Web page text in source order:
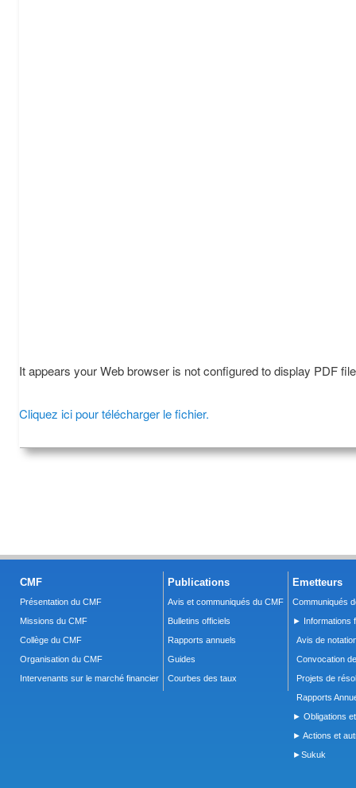
It appears your Web browser is not configured to display PDF
Cliquez ici pour télécharger le fichier.
CMF
Présentation du CMF
Missions du CMF
Collège du CMF
Organisation du CMF
Intervenants sur le marché financier
Publications
Avis et communiqués du CMF
Bulletins officiels
Rapports annuels
Guides
Courbes des taux
Emetteurs
Communiqués
► Informations
Avis de
Convocation
Projets de
Rapports
► Obligations
► Actions et
►Sukuk